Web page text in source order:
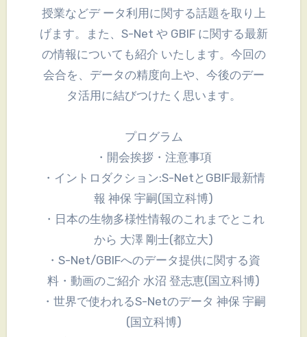
授業などデ ータ利用に関する話題を取り上
げます。また、S-Net や GBIF に関する最新
の情報についても紹介 いたします。今回の
会合を、データの精度向上や、今後のデー
タ活用に結びつけたく思います。
プログラム
・開会挨拶・注意事項
・イントロダクション:S-NetとGBIF最新情
報 神保 宇嗣(国立科博)
・日本の生物多様性情報のこれまでとこれ
から 大澤 剛士(都立大)
・S-Net/GBIFへのデータ提供に関する資
料・動画のご紹介 水沼 登志恵(国立科博)
・世界で使われるS-Netのデータ 神保 宇嗣
(国立科博)